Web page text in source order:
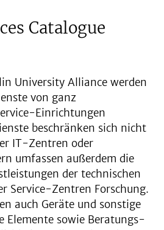
Catalogue
University Alliance werden
von ganz
Einrichtungen
beschränken sich nicht
IT-Zentren oder
umfassen außerdem die
der technischen
Service-Zentren Forschung.
auch Geräte und sonstige
Elemente sowie Beratungs-